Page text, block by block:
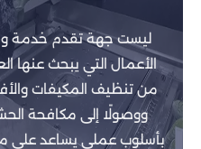
ليست جهة تقدم خدمة
الأعمال التي يبحث عنها
من تنظيف المكيفات
ووصولًا إلى مكافحة
بأسلوب عملي يساعد على